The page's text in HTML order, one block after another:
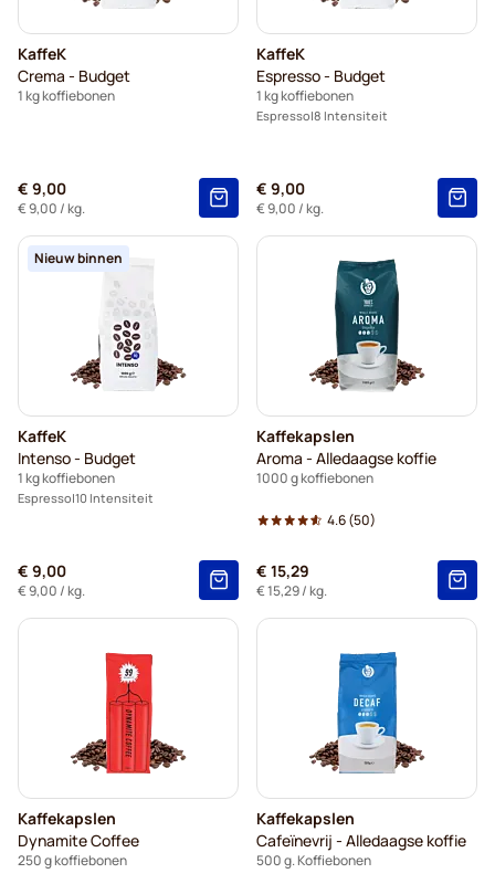
KaffeK
Crema - Budget
1 kg koffiebonen
€ 9,00
€ 9,00 / kg.
KaffeK
Espresso - Budget
1 kg koffiebonen
Espresso 8 Intensiteit
€ 9,00
€ 9,00 / kg.
Nieuw binnen
KaffeK
Intenso - Budget
1 kg koffiebonen
Espresso 10 Intensiteit
€ 9,00
€ 9,00 / kg.
Kaffekapslen
Aroma - Alledaagse koffie
1000 g koffiebonen
4.6(50)
€ 15,29
€ 15,29/ kg.
Garibaldi - Koffiebonen
Tonino Lamborghini - Koffiebonen
Gimoka - Koffiebonen
Kaffekapslen
Dynamite Coffee
250 g koffiebonen
Kaffekapslen
Cafeïnevrij - Alledaagse koffie
500 g. Koffiebonen